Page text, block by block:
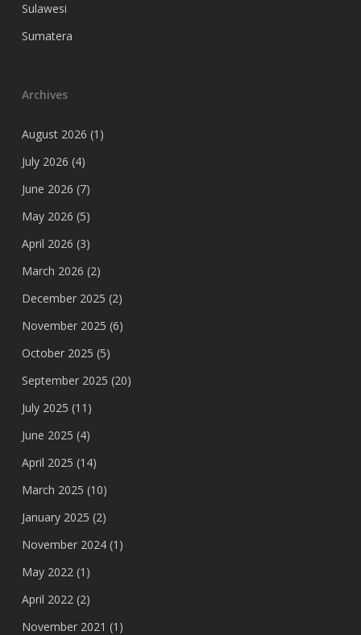
Sulawesi
Sumatera
Archives
August 2026 (1)
July 2026 (4)
June 2026 (7)
May 2026 (5)
April 2026 (3)
March 2026 (2)
December 2025 (2)
November 2025 (6)
October 2025 (5)
September 2025 (20)
July 2025 (11)
June 2025 (4)
April 2025 (14)
March 2025 (10)
January 2025 (2)
November 2024(1)
May 2022(1)
April 2022(2)
November 2021 (1)